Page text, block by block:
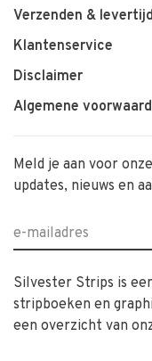
Verzenden & levertijd
Klantenservice
Disclaimer
Algemene
Meld je aan voor
updates, nieuws en
Silvester Strips is
stripboeken en
een overzicht van